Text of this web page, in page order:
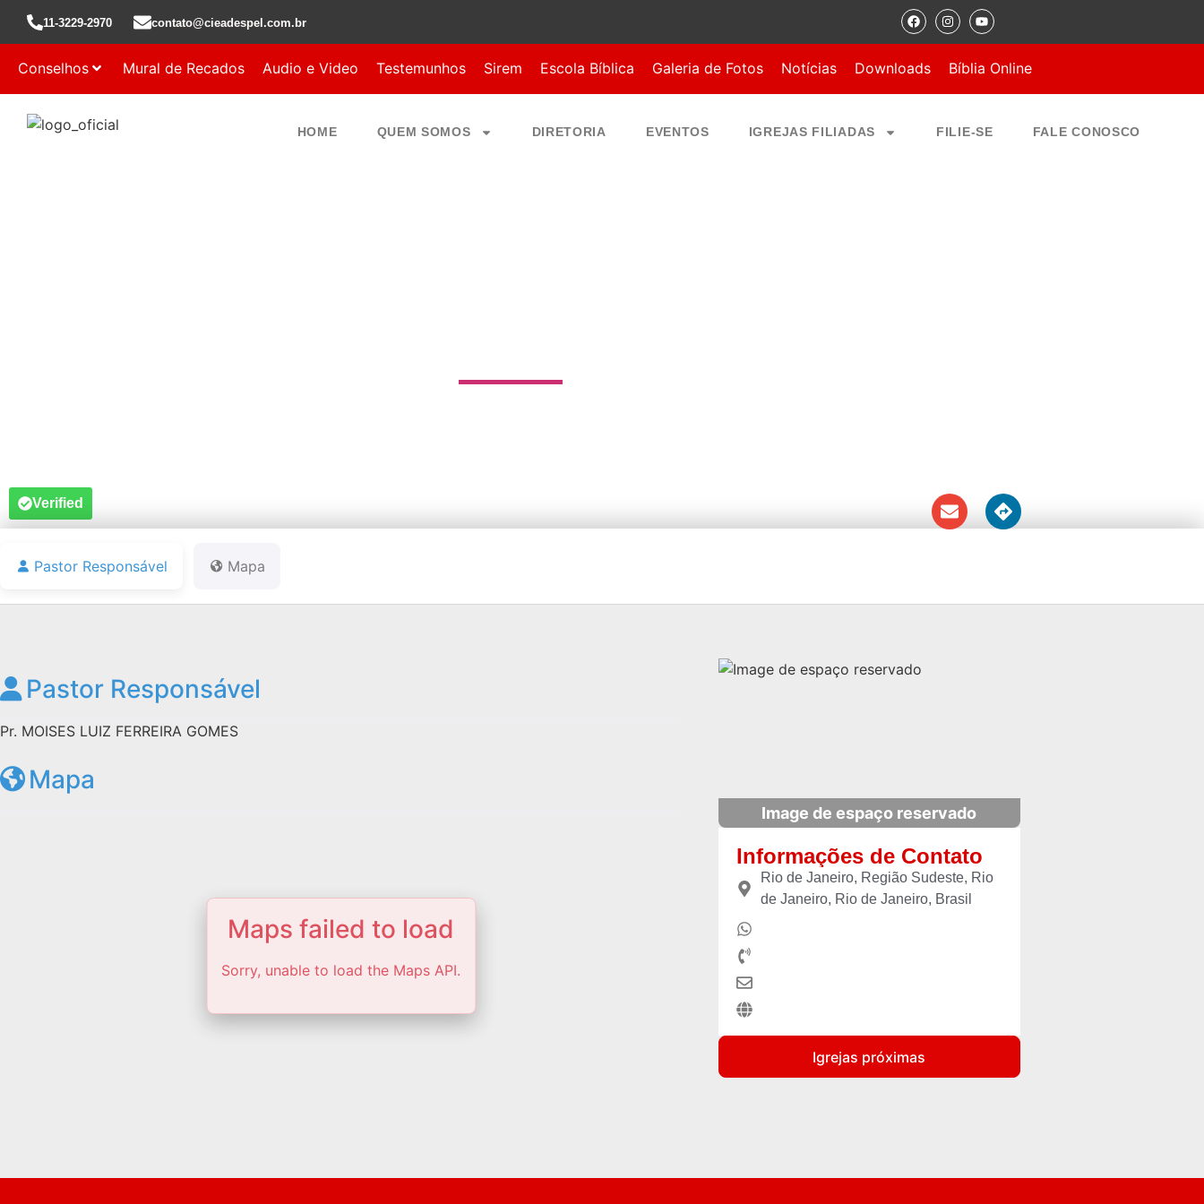
11-3229-2970 contato@cieadespel.com.br
Conselhos Mural de Recados Audio e Video Testemunhos Sirem Escola Bíblica Galeria de Fotos Notícias Downloads Bíblia Online
HOME QUEM SOMOS DIRETORIA EVENTOS IGREJAS FILIADAS FILIE-SE FALE CONOSCO
Verified
Pastor Responsável Mapa
Pastor Responsável
Pr. MOISES LUIZ FERREIRA GOMES
Mapa
Maps failed to load
Sorry, unable to load the Maps API.
Image de espaço reservado
Informações de Contato
Rio de Janeiro, Região Sudeste, Rio
de Janeiro, Rio de Janeiro, Brasil
Igrejas próximas